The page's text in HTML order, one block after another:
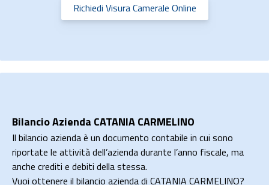
Richiedi Visura Camerale Online
Bilancio Azienda CATANIA CARMELINO
Il bilancio azienda è un documento contabile in cui sono
riportate le attività dell’azienda durante l’anno fiscale, ma
anche crediti e debiti della stessa.
Vuoi ottenere il bilancio azienda di CATANIA CARMELINO?